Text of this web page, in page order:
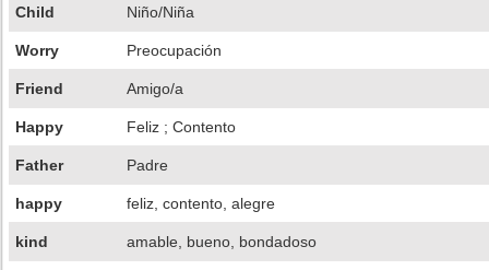
Child Niño/Niña
Worry Preocupación
Friend Amigo/a
Happy Feliz ; Contento
Father Padre
happy feliz, contento, alegre
kind amable, bueno, bondadoso